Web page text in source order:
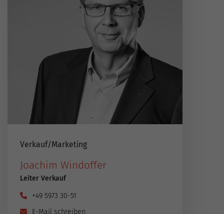
Verkauf​/​Marketing
Joachim Windoffer
Leiter Verkauf
+49 5973 30-51
E-Mail schreiben